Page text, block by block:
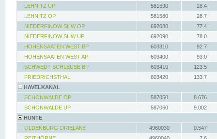
LEHNITZ UP
581590
28.4
LEHNITZ OP
581580
28.7
NIEDERFINOW SHW OP
692080
77.4
NIEDERFINOW SHW UP
692090
78.0
HOHENSAATEN WEST BP
603310
92.7
HOHENSAATEN WEST AP
603400
93.0
SCHWEDT SCHLEUSE BP
603410
123.5
FRIEDRICHSTHAL
603420
133.7
HAVELKANAL
SCHÖNWALDE OP
587050
8.676
SCHÖNWALDE UP
587060
9.002
HUNTE
OLDENBURG-DRIELAKE
4960030
0.547